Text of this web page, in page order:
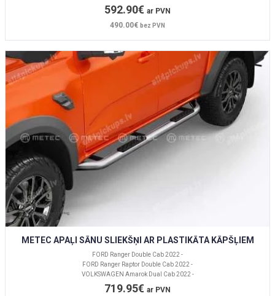
592.90€ ar PVN
490.00€ bez PVN
METEC APAĻI SĀNU SLIEKŠŅI AR PLASTIKĀTA KĀPŠĻIEM
FORD Ranger Double Cab 2022 -
FORD Ranger Raptor Double Cab 2022 -
VOLKSWAGEN Amarok Dual Cab 2022 -
719.95€ ar PVN